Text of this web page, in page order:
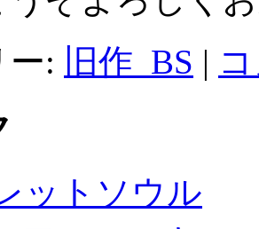
ー:
旧作_BS |